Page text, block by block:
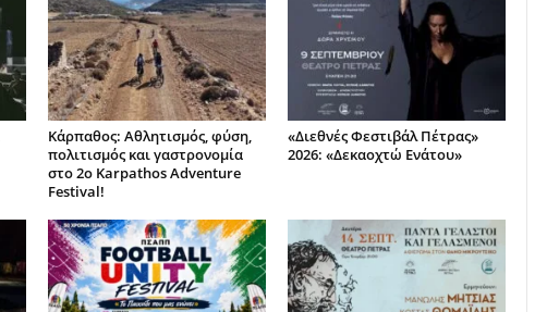
Κάρπαθος: Αθλητισμός, φύση,
πολιτισμός και γαστρονομία
στο 2ο Karpathos Adventure
Festival!
«Διεθνές Φεστιβάλ Πέτρας»
2026: «Δεκαοχτώ Ενάτου»